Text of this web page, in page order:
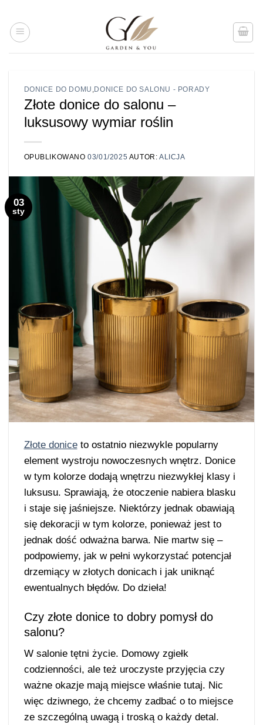
treści
DONICE DO DOMU DONICE DO SALONU - PORADY
Złote donice do salonu –
luksusowy wymiar roślin
OPUBLIKOWANO03/01/2025 AUTOR: ALICJA
03
sty
Złote doniceto ostatnio niezwykle popularny
element wystroju nowoczesnych wnętrz. Donice
w tym kolorze dodają wnętrzu niezwykłej klasy i
luksusu. Sprawiają, że otoczenie nabiera blasku
i staje się jaśniejsze. Niektórzy jednak obawiają
się dekoracji w tym kolorze, ponieważ jest to
jednak dość odważna barwa. Nie martw się –
podpowiemy, jak w pełni wykorzystać potencjał
drzemiący w złotych donicach i jak uniknąć
ewentualnych błędów. Do dzieła!
Czy złote donice to dobry pomysł do
salonu?
W salonie tętni życie. Domowy zgiełk
codzienności, ale też uroczyste przyjęcia czy
ważne okazje mają miejsce właśnie tutaj. Nic
więc dziwnego, że chcemy zadbać o to miejsce
ze szczególną uwagą i troską o każdy detal.